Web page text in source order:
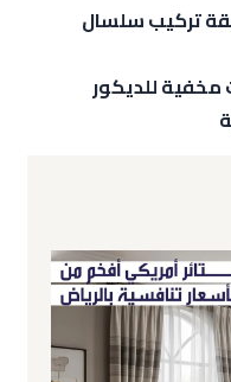
تركيب سلسال
مخفية للديكور